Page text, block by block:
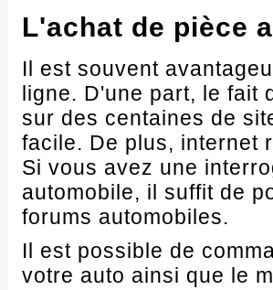
L'achat de pièce
Il est souvent
ligne. D'une part, le fait
sur des centaines de
facile. De plus, internet
Si vous avez une
automobile, il suffit de
forums automobiles.
Il est possible de
votre auto ainsi que le